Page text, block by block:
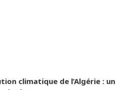
climatique de l’Algérie : un